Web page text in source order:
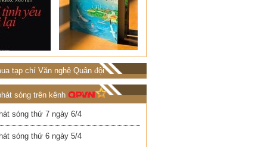
tạp chí Văn nghệ Quân đội
sóng trên kênh
sóng thứ 7 ngày 6/4
sóng thứ 6 ngày 5/4